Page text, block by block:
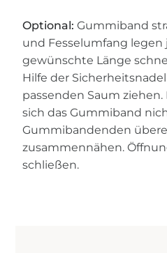
Optional: Gummiband
und Fesselumfang legen
gewünschte Länge
Hilfe der
passenden Saum ziehen.
sich das Gummiband
Gummibandenden
zusammennähen.
schließen.